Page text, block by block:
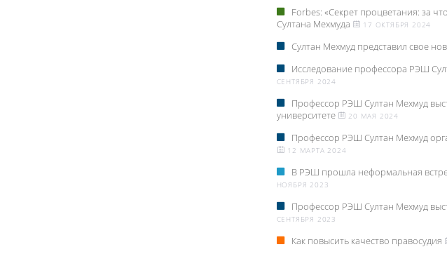
Forbes: «Секрет процветания: за
Султана Мехмуда
17 ОКТЯБРЯ 2024
Султан Мехмуд представил свое
Исследование профессора РЭШ
СЕНТЯБРЯ 2024
Профессор РЭШ Султан Мехмуд
университете
20 МАЯ 2024
Профессор РЭШ Султан Мехмуд
12 МАРТА 2024
В РЭШ прошла неформальная
НОЯБРЯ 2023
Профессор РЭШ Султан Мехмуд
СЕНТЯБРЯ 2023
Как повысить качество правосудия